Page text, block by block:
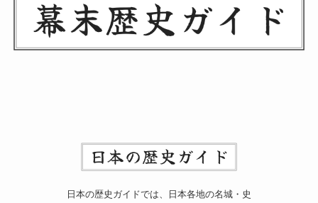
日本の歴史ガイドでは、日本各地の名城・史